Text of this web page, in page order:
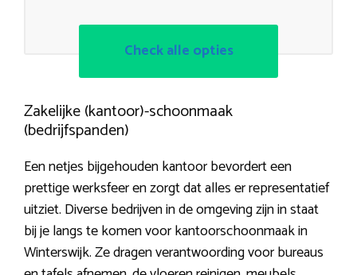
Check alle opties
Zakelijke (kantoor)-schoonmaak
(bedrijfspanden)
Een netjes bijgehouden kantoor bevordert een
prettige werksfeer en zorgt dat alles er representatief
uitziet. Diverse bedrijven in de omgeving zijn in staat
bij je langs te komen voor kantoorschoonmaak in
Winterswijk. Ze dragen verantwoording voor bureaus